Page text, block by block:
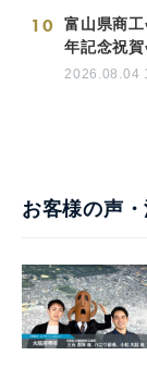
10
富山県商
年記念祝
2026.08.04
お客様の声